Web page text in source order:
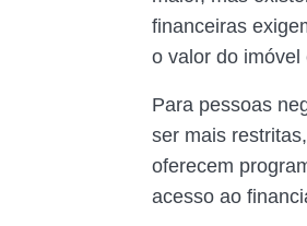
financeiras
o valor do
Para pessoas
ser mais
oferecem
acesso ao